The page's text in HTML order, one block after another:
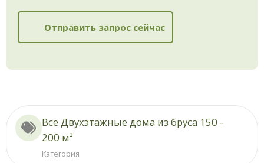
Отправить запрос сейчас
Все Двухэтажные дома из бруса 150 -
200 м²
Категория